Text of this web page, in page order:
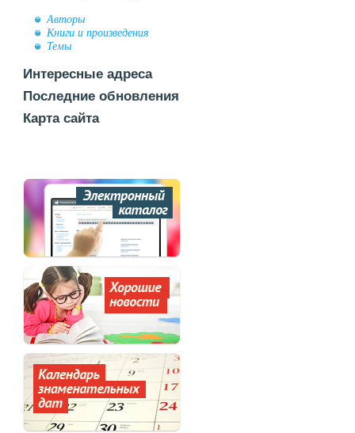
Авторы
Книги и произведения
Темы
Интересные адреса
Последние обновления
Карта сайта